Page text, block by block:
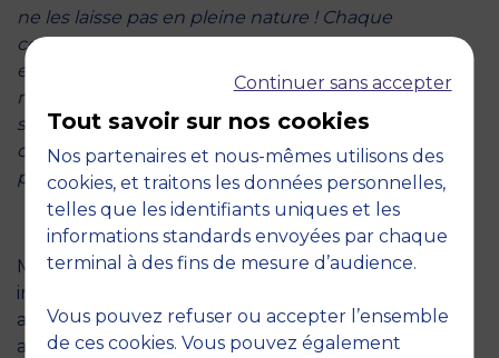
ne les laisse pas en pleine nature ! Chaque
coordinatrice a son périmètre. Elle conseille, guide
et accompagne les étudiants pour leur garantir le
meilleur choix possible et le vivre jusqu’au bout en
sachant le valoriser dans le cadre d’un parcours ou
d’un projet professionnel, voire d’ambitions
personnelles. »
MBS remercie toute l’équipe des programmes
internationaux au service des étudiants expatriés
académiquement et souhaite une bonne
affectation 2017 à la promotion de 1ère année !
Continuer sans accepter
Tout savoir sur nos cookies
Nos partenaires et nous-mêmes utilisons des
cookies, et traitons les données personnelles,
telles que les identifiants uniques et les
informations standards envoyées par chaque
terminal à des fins de mesure d’audience.
Vous pouvez refuser ou accepter l’ensemble
de ces cookies. Vous pouvez également